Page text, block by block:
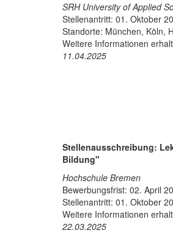
SRH University of Applied
Stellenantritt: 01. Oktober
Standorte: München, Köln,
Weitere Informationen
11.04.2025
Stellenausschreibung:
Bildung"
Hochschule Bremen
Bewerbungsfrist: 02. April
Stellenantritt: 01. Oktober
Weitere Informationen
22.03.2025